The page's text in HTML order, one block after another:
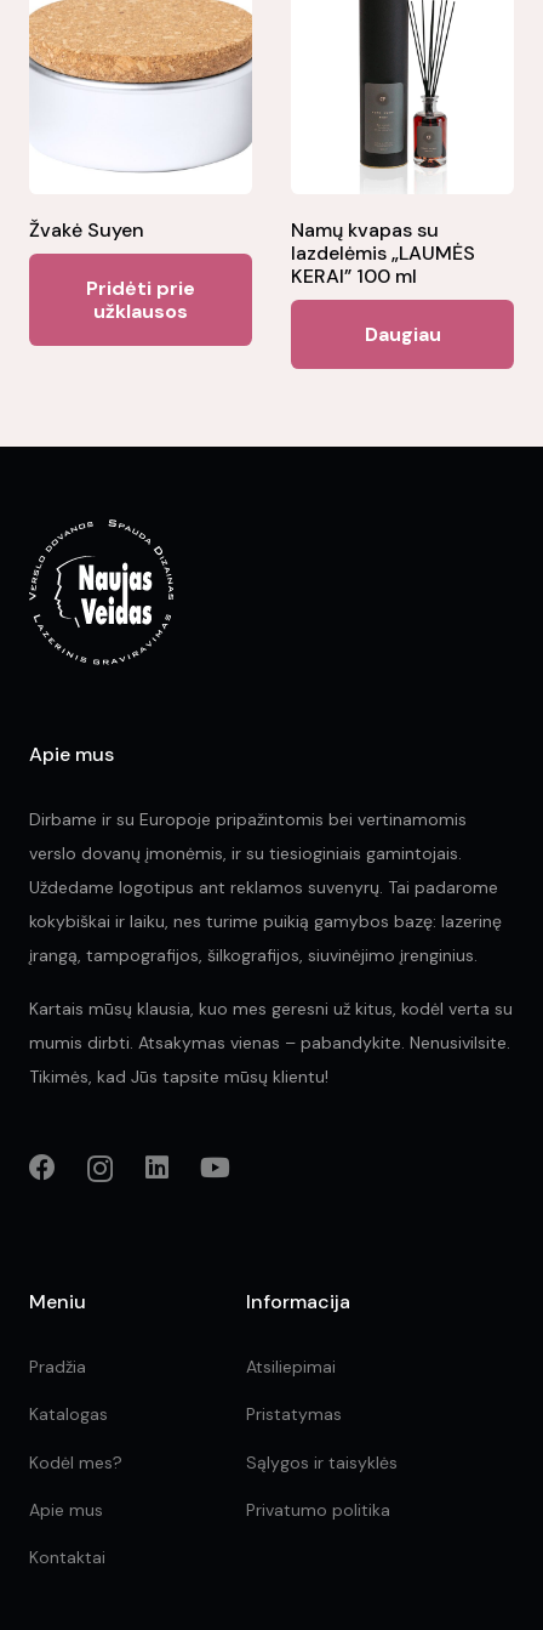
Žvakė Suyen
Pridėti prie
užklausos
Namų kvapas su
lazdelėmis „LAUMĖS
KERAI” 100 ml
Daugiau
Apie mus
Dirbame ir su Europoje pripažintomis bei vertinamomis
verslo dovanų įmonėmis, ir su tiesioginiais gamintojais.
Uždedame logotipus ant reklamos suvenyrų. Tai padarome
kokybiškai ir laiku, nes turime puikią gamybos bazę: lazerinę
įrangą, tampografijos, šilkografijos, siuvinėjimo įrenginius.
Kartais mūsų klausia, kuo mes geresni už kitus, kodėl verta su
mumis dirbti. Atsakymas vienas – pabandykite. Nenusivilsite.
Tikimės, kad Jūs tapsite mūsų klientu!
Meniu
Pradžia
Katalogas
Kodėl mes?
Apie mus
Kontaktai
Informacija
Atsiliepimai
Pristatymas
Sąlygos ir taisyklės
Privatumo politika